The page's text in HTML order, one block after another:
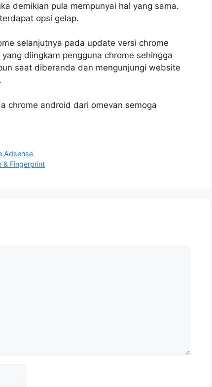
demikian pula mempunyai hal yang sama.
opsi gelap.
selanjutnya pada update versi chrome
diingkam pengguna chrome sehingga
saat diberanda dan mengunjungi website
chrome android dari omevan semoga
Adsense
& Fingerprint